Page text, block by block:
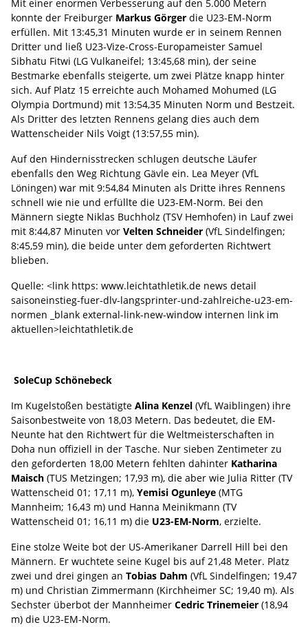
Mit einer enormen Verbesserung auf den 5.000 Metern
konnte der Freiburger Markus Görger die U23-EM-Norm
erfüllen. Mit 13:45,31 Minuten wurde er in seinem Rennen
Dritter und ließ U23-Vize-Cross-Europameister Samuel
Sibhatu Fitwi (LG Vulkaneifel; 13:45,68 min), der seine
Bestmarke ebenfalls steigerte, um zwei Plätze knapp hinter
sich. Auf Platz 15 erreichte auch Mohamed Mohumed (LG
Olympia Dortmund) mit 13:54,35 Minuten Norm und Bestzeit.
Als Dritter des letzten Rennens gelang dies auch dem
Wattenscheider Nils Voigt (13:57,55 min).
Auf den Hindernisstrecken schlugen deutsche Läufer
ebenfalls den Weg Richtung Gävle ein. Lea Meyer (VfL
Löningen) war mit 9:54,84 Minuten als Dritte ihres Rennens
schnell wie nie und erfüllte die U23-EM-Norm. Bei den
Männern siegte Niklas Buchholz (TSV Hemhofen) in Lauf zwei
mit 8:44,87 Minuten vor Velten Schneider (VfL Sindelfingen;
8:45,59 min), die beide unter dem geforderten Richtwert
blieben.
Quelle: <link https: www.leichtathletik.de news detail
saisoneinstieg-fuer-dlv-langsprinter-und-zahlreiche-u23-em-
normen _blank external-link-new-window internen link im
aktuellen>leichtathletik.de
SoleCup Schönebeck
Im Kugelstoßen bestätigte Alina Kenzel (VfL Waiblingen) ihre
Saisonbestweite von 18,03 Metern. Das bedeutet, die EM-
Neunte hat den Richtwert für die Weltmeisterschaften in
Doha nun offiziell in der Tasche. Nur sieben Zentimeter zu
den geforderten 18,00 Metern fehlten dahinter Katharina
Maisch (TUS Metzingen; 17,93 m), die aber wie Julia Ritter (TV
Wattenscheid 01; 17,11 m), Yemisi Ogunleye (MTG
Mannheim; 16,43 m) und Hanna Meinikmann (TV
Wattenscheid 01; 16,11 m) die U23-EM-Norm, erzielte.
Eine stolze Weite bot der US-Amerikaner Darrell Hill bei den
Männern. Er wuchtete seine Kugel bis auf 21,48 Meter. Platz
zwei und drei gingen an Tobias Dahm (VfL Sindelfingen; 19,47
m) und Christian Zimmermann (Kirchheimer SC; 19,40 m). Als
Sechster überbot der Mannheimer Cedric Trinemeier (18,94
m) die U23-EM-Norm.